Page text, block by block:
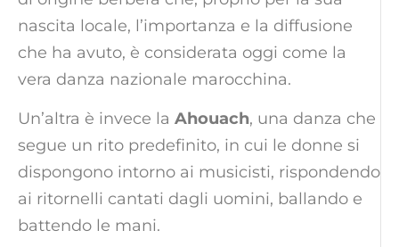
nascita locale, l’importanza e la diffusione
che ha avuto, è considerata oggi come la
vera danza nazionale marocchina.
Un’altra è invece la Ahouach, una danza che
segue un rito predefinito, in cui le donne si
dispongono intorno ai musicisti, rispondendo
ai ritornelli cantati dagli uomini, ballando e
battendo le mani.